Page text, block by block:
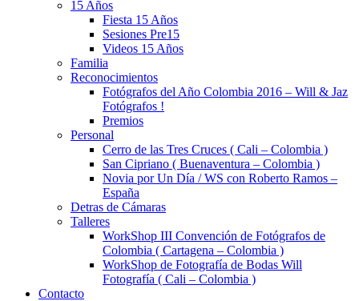
15 Años
Fiesta 15 Años
Sesiones Pre15
Videos 15 Años
Familia
Reconocimientos
Fotógrafos del Año Colombia 2016 – Will & Jaz
Fotógrafos !
Premios
Personal
Cerro de las Tres Cruces ( Cali – Colombia )
San Cipriano ( Buenaventura – Colombia )
Novia por Un Día / WS con Roberto Ramos –
España
Detras de Cámaras
Talleres
WorkShop III Convención de Fotógrafos de
Colombia ( Cartagena – Colombia )
WorkShop de Fotografía de Bodas Will
Fotografía ( Cali – Colombia )
Contacto